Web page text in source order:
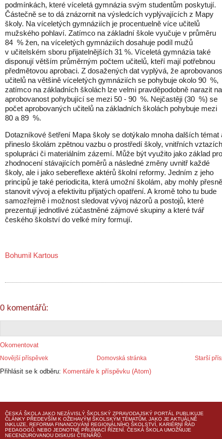
podmínkách, které víceletá gymnázia svým studentům poskytují.
Částečně se to dá znázornit na výsledcích vyplývajících z Mapy
školy. Na víceletých gymnáziích je procentuelně více učitelů
mužského pohlaví. Zatímco na základní škole vyučuje v průměru
84 % žen, na víceletých gymnáziích dosahuje podíl mužů
v učitelském sboru přijatelnějších 31 %. Víceletá gymnázia také
disponují větším průměrným počtem učitelů, kteří mají potřebnou
předmětovou aprobaci. Z dosažených dat vyplývá, že
učitelů na většině víceletých gymnáziích se pohybuje okolo 90 %,
zatímco na základních školách lze velmi pravděpodobně narazit na
aprobovanost pohybující se mezi 50 - 90 %. Nejčastěji (30 %) se
počet aprobovaných učitelů na základních školách pohybuje mezi
80 a 89 %.
Dotazníkové šetření Mapa školy se dotýkalo mnoha dalších
přineslo školám zpětnou vazbu o prostředí školy, vnitřních
spolupráci či materiálním zázemí. Může být využito jako základ pro
zhodnocení stávajících poměrů a následné změny uvnitř každé
školy, ale i jako sebereflexe aktérů školní reformy. Jedním z jeho
principů je také periodicita, která umožní školám, aby mohly přesně
stanovit vývoj a efektivitu přijatých opatření. A kromě toho tu bude
samozřejmě i možnost sledovat vývoj názorů a postojů, které
prezentují jednotlivé zúčastněné zájmové skupiny a které tvář
českého školství do velké míry formují.
Bohumil Kartous
0 komentářů:
Okomentovat
Novější příspěvek Starší
Domovská stránka
Přihlásit se k odběru: Komentáře k příspěvku (Atom)
ČESKÁ ŠKOLA JAKO NEZÁVISLÝ ŠKOLSKÝ ZPRAVODAJSKÝ PORTÁL PUBLIKUJE
ČLÁNKY PŘEDEVŠÍM K OŽEHAVÝM ŠKOLSKÝM TÉMATŮM, JAKO JE AKTUÁLNĚ
INKLUZE, REFORMA FINANCOVÁNÍ REGIONÁLNÍHO ŠKOLSTVÍ, KARIÉRNÍ ŘÁD
PEDAGOGŮ, NEBO JEDNOTNÉ PŘIJÍMACÍ ŘÍZENÍ. ČESKÁ ŠKOLA UMOŽŇUJE
NECENZUROVANOU DISKUSI ČTENÁŘŮ.